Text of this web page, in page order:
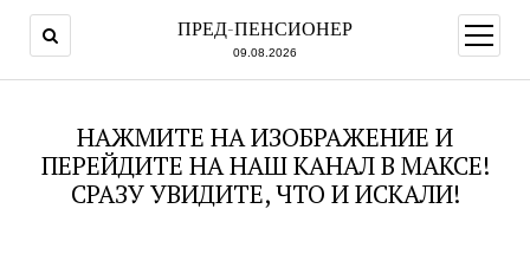
ПРЕД-ПЕНСИОНЕР
09.08.2026
меню
НАЖМИТЕ НА ИЗОБРАЖЕНИЕ И
ПЕРЕЙДИТЕ НА НАШ КАНАЛ В МАКСЕ!
СРАЗУ УВИДИТЕ, ЧТО И ИСКАЛИ!